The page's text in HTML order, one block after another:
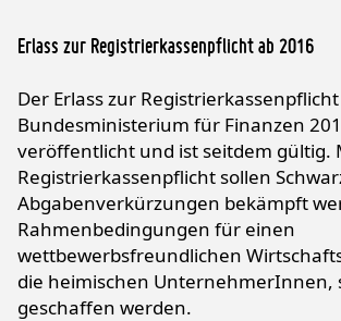
Erlass zur Registrierkassenpflicht ab 2016
Der Erlass zur
Bundesministerium für Finanzen
veröffentlicht und ist seitdem gültig.
Registrierkassenpflicht sollen
Abgabenverkürzungen bekämpft
Rahmenbedingungen für einen
wettbewerbsfreundlichen
die heimischen UnternehmerInnen,
geschaffen werden.